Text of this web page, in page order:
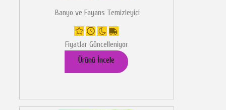
Banyo ve Fayans Temizleyici
Fiyatlar Güncelleniyor
Ürünü İncele